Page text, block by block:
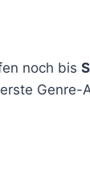
noch bis
Genre-